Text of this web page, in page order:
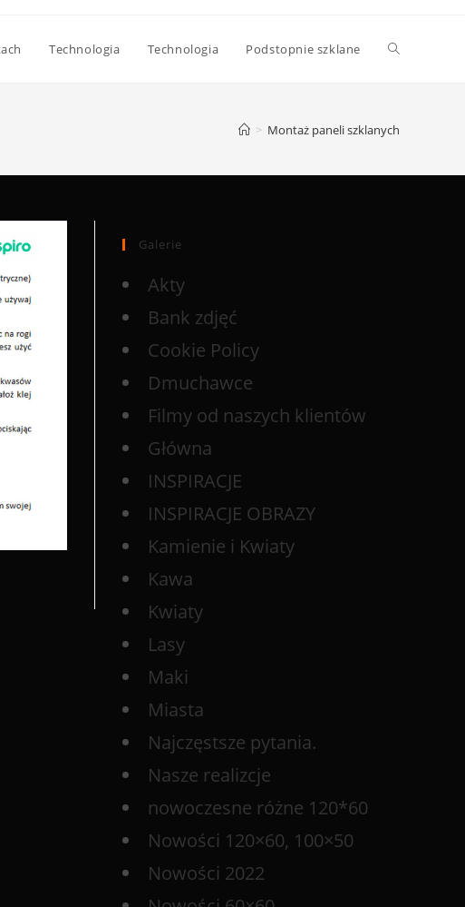
Technologia Technologia Podstopnie szklane
> Montaż paneli szklanych
Galerie
Akty
Bank zdjęć
Cookie Policy
Dmuchawce
Filmy od naszych klientów
Główna
INSPIRACJE
INSPIRACJE OBRAZY
Kamienie i Kwiaty
Kawa
Kwiaty
Lasy
Maki
Miasta
Najczęstsze pytania.
Nasze realizcje
nowoczesne różne 120*60
Nowości 120×60, 100×50
Nowości 2022